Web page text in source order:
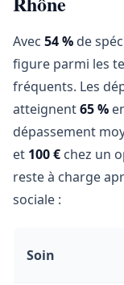
Avec 54 % de
figure parmi les
fréquents. Les
atteignent65 %
dépassement
et 100 € chez un
reste à charge
sociale :
Soin